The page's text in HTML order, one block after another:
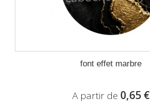
font effet marbre
A partir de 0,65 €